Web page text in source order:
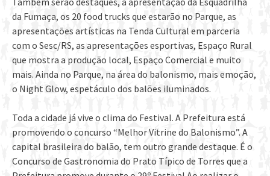
da Fumaça, os 20 food trucks que estarão no Parque, as
apresentações artísticas na Tenda Cultural em parceria
com o Sesc/RS, as apresentações esportivas, Espaço Rural
que mostra a produção local, Espaço Comercial e muito
mais. Ainda no Parque, na área do balonismo, mais emoção,
o Night Glow, espetáculo dos balões iluminados.
Toda a cidade já vive o clima do Festival. A Prefeitura está
promovendo o concurso “Melhor Vitrine do Balonismo”. A
capital brasileira do balão, tem outro grande destaque. É o
Concurso de Gastronomia do Prato Típico de Torres que a